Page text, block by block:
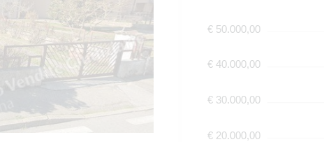
€ 50.000,00
€ 40.000,00
€ 30.000,00
€ 20.000,00